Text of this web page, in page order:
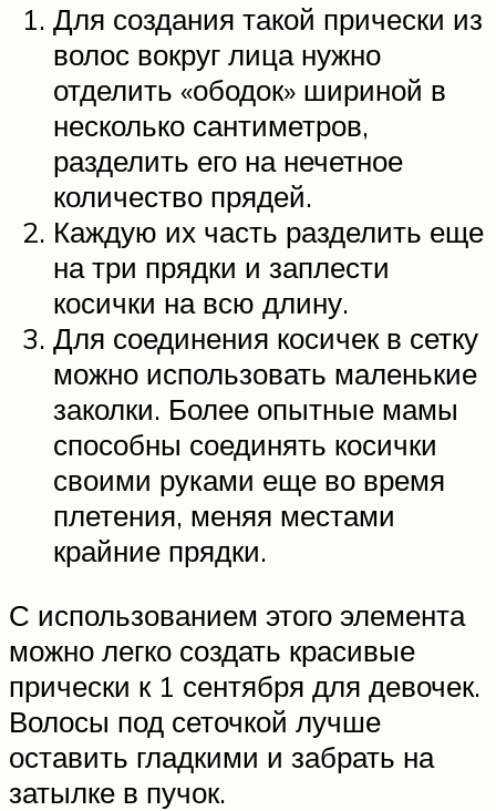
Для создания такой прически из
волос вокруг лица нужно
отделить «ободок» шириной в
несколько сантиметров,
разделить его на нечетное
количество прядей.
Каждую их часть разделить еще
на три прядки и заплести
косички на всю длину.
Для соединения косичек в сетку
можно использовать маленькие
заколки. Более опытные мамы
способны соединять косички
своими руками еще во время
плетения, меняя местами
крайние прядки.
С использованием этого элемента
можно легко создать красивые
прически к 1 сентября для девочек.
Волосы под сеточкой лучше
оставить гладкими и забрать на
затылке в пучок.